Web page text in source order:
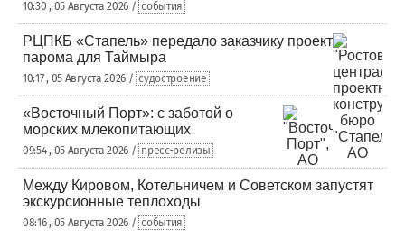
10:30 , 05 Августа 2026 / события
РЦПКБ «Стапель» передало заказчику проект
парома для Таймыра
10:17 , 05 Августа 2026 / судостроение
«Восточный Порт»: с заботой о
морских млекопитающих
09:54 , 05 Августа 2026 / пресс-релизы
Между Кировом, Котельничем и Советском запустят
экскурсионные теплоходы
08:16 , 05 Августа 2026 / события